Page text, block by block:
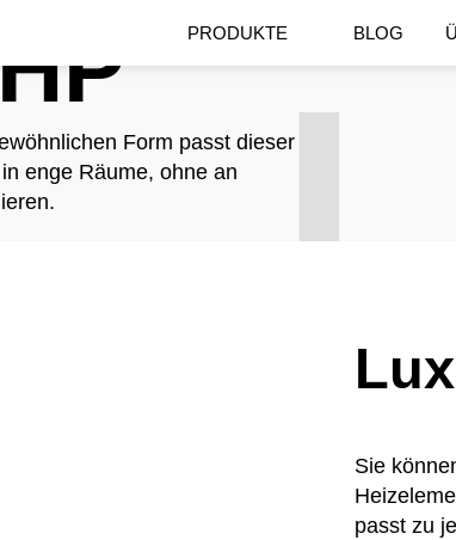
PRODUKTE BLOG
Form passt dieser
enge Räume, ohne an
Sie
passt zu